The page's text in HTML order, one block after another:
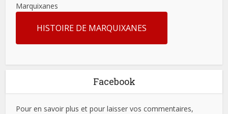
Marquixanes
HISTOIRE DE MARQUIXANES
Facebook
Pour en savoir plus et pour laisser vos commentaires,